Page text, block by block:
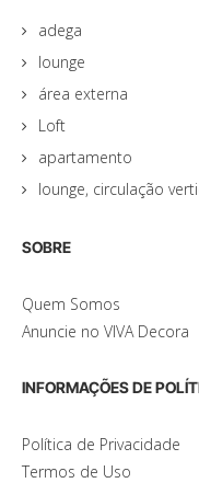
adega
lounge
área externa
Loft
apartamento
lounge, circulação
SOBRE
Quem Somos
Anuncie no VIVA Decora
INFORMAÇÕES DE
Política de Privacidade
Termos de Uso